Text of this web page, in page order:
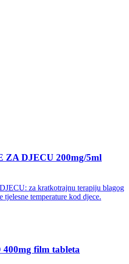
DJECU 200mg/5ml
za kratkotrajnu terapiju blagog
tjelesne temperature kod djece.
film tableta